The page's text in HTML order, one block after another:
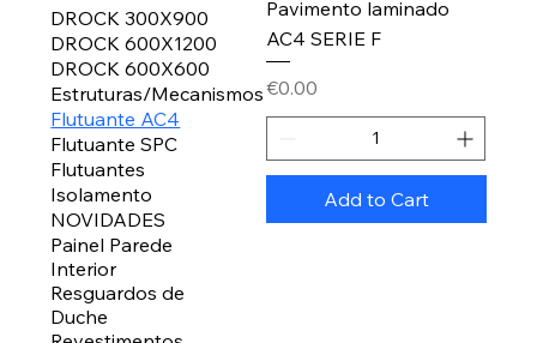
DROCK 300X900
DROCK 600X1200
DROCK 600X600
Estruturas/Mecanismos
Flutuante AC4
Flutuante SPC
Flutuantes
Isolamento
NOVIDADES
Painel Parede
Interior
Resguardos de
Duche
Pavimento laminado
AC4 SERIE F
Price
€0.00
Add to Cart